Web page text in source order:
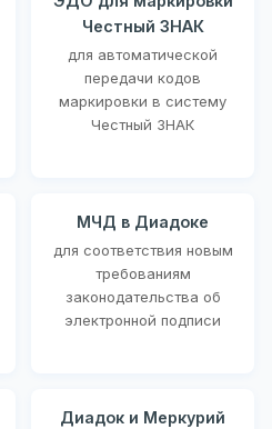
Честный ЗНАК
для автоматической
передачи кодов
маркировки в систему
Честный ЗНАК
МЧД в Диадоке
для соответствия новым
требованиям
законодательства об
электронной подписи
Диадок и Меркурий